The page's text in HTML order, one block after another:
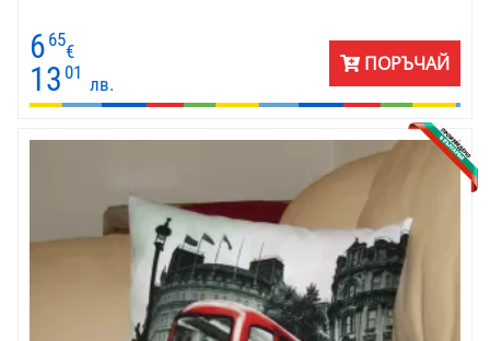
6 65
€
13 01
лв.
ПОРЪЧАЙ